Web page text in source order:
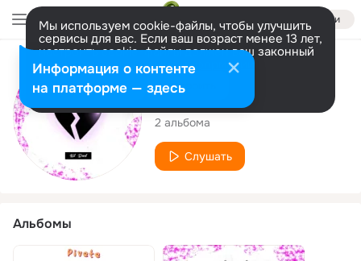
Войти
Мы используем cookie-файлы, чтобы улучшить
сервисы для вас. Если ваш возраст менее 13 лет,
настроить cookie-файлы должен ваш законный
представитель. Больше информации
Разрешить все Настроить
Исполнитель
Lil dud
2 альбома
Слушать
Альбомы
Информация о контенте
на платформе — здесь